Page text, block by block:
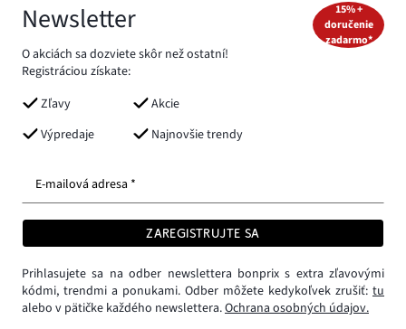
Newsletter
O akciách sa dozviete skôr než ostatní!
Registráciou získate:
Zľavy
Akcie
Výpredaje
Najnovšie trendy
15% +
doručenie
zadarmo*
E-mailová adresa *
ZAREGISTRUJTE SA
Prihlasujete sa na odber newslettera bonprix s extra zľavovými
kódmi, trendmi a ponukami. Odber môžete kedykoľvek zrušiť: tu
alebo v pätičke každého newslettera.Ochrana osobných údajov.